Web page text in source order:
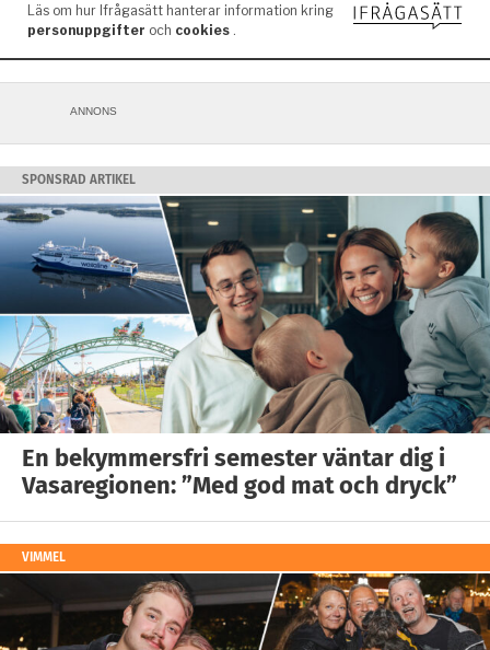
ANNONS
SPONSRAD ARTIKEL
En bekymmersfri semester väntar dig i
Vasaregionen: ”Med god mat och dryck”
VIMMEL